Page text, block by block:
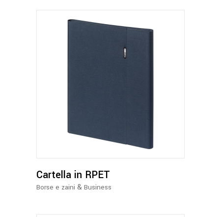
opzioni
essere
Cartella in RPET
Borse e zaini & Business